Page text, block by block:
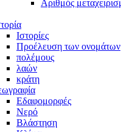
Αριθμός
Ιστορίες
Προέλευση των ονομάτων
πολέμους
λαών
κράτη
Εδαφομορφές
Νερό
Βλάστηση